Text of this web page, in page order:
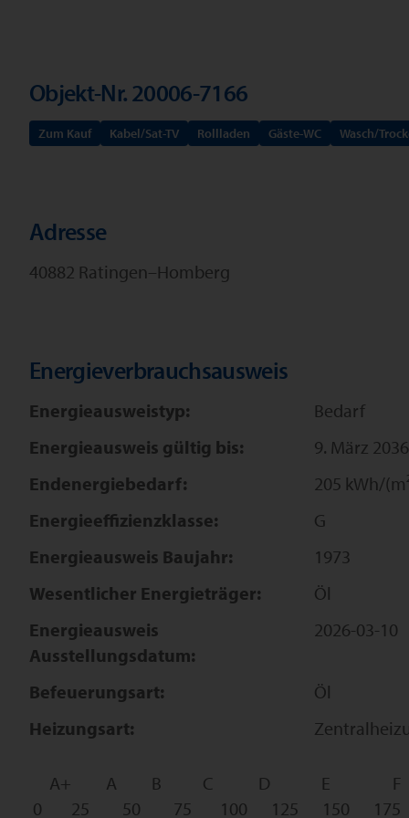
Objekt-Nr. 20006-7166
Zum Kauf Kabel/Sat-TV Rollladen Gäste-WC Wasch/
Adresse
40882 Ratingen–Homberg
Energieverbrauchsausweis
Energieausweistyp:
Bedarf
Energieausweis gültig bis:
9. März 2036
Endenergiebedarf:
205 kWh/
Energieeffizienzklasse:
G
Energieausweis Baujahr:
1973
Wesentlicher Energieträger:
Öl
Energieausweis
Ausstellungsdatum:
2026-03-10
Befeuerungsart:
Öl
Heizungsart:
A+ A B C D E F
0
25 50 75 100 125 150 175